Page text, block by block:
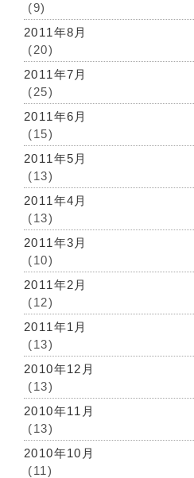
(9)
2011年8月
(20)
2011年7月
(25)
2011年6月
(15)
2011年5月
(13)
2011年4月
(13)
2011年3月
(10)
2011年2月
(12)
2011年1月
(13)
2010年12月
(13)
2010年11月
(13)
2010年10月
(11)